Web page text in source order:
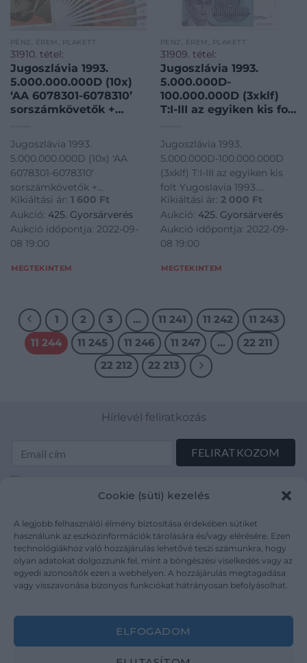
Cookie (süti) kezelés
A legjobb felhasználói élmény biztosítása érdekében sütiket
használunk az eszközinformációk tárolására és/vagy elérésére. Ezen
technológiákhoz való hozzájárulás lehetővé teszi számunkra, hogy
olyan adatokat dolgozzunk fel, mint a böngészési viselkedés vagy az
egyedi azonosítók ezen a webhelyen. A hozzájárulás megtagadása
vagy visszavonása bizonyos funkciókat hátrányosan befolyásolhat.
ELFOGADOM
PÉNZ, ÉREM, PLAKETT
31910. tétel:
Jugoszlávia 1993.
5.000.000.000D (10x)
‘AA 6078301-6078310’
sorszámkövetők +
sorszámkövetők T:I–III
vízfolt Yugoslavia 1993.
5.000.000.000 Dinara
(10x) ‘AA 6078301-
6078310’ consecutive
serials +
Jugoszlávia 1993.
5.000.000.000D (10x) 'AA
6078301-6078310'
sorszámkövetők +
50.000.000.000D (5x) 'AA
7641961-7641965'
sorszámkövetők T:I--III
vízfolt Yugoslavia 1993.
'AA 6078301-6078310'
Kikiáltási ár: 1 600 Ft
Aukció: 425. Gyorsárverés
Aukció időpontja: 2022-09-
08 19:00
MEGTEKINTEM
PÉNZ, ÉREM, PLAKETT
31909. tétel:
Jugoszlávia 1993.
5.000.000D-
100.000.000D (3xklf)
T:I-III az egyiken kis folt
100.000.000 Dinara
(3xdiff) C:UNC-F small
spot on one of them
Krause P#132, #123-124
Jugoszlávia 1993.
5.000.000D-100.000.000D
(3xklf) T:I-III az egyiken kis
folt Yugoslavia 1993.
5.000.000 Dinara -
100.000.000 Dinara (3xdiff)
C:UNC-F small spot on one
of them Krause P#132, #123-
href="https://
Kikiáltási ár: 2 000 Ft
Aukció: 425. Gyorsárverés
Aukció időpontja: 2022-09-
08 19:00
MEGTEKINTEM
1 2 3 … 11 241 11 242
11 243
11 244
11 245 11 246 11 247 …
22 211
22 212
22 213
Hírlevél feliratkozás
mutargy.com/adatkezelesi-tajekoztato/
Rólunk
Médiaajánlat
Karrier
Kapcsolat
Áraink
ÁSZF
Adatvédelem
Impresszum
Kövesse a műtárgy.com-ot